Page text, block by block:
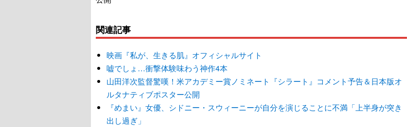
関連記事
映画『私が、生きる肌』オフィシャルサイト
嘘でしょ…衝撃体験味わう神作4本
山田洋次監督驚嘆！米アカデミー賞ノミネート『シラート』コメント予告＆日本版オ
ルタナティブポスター公開
『めまい』女優、シドニー・スウィーニーが自分を演じることに不満「上半身が突き
出し過ぎ」